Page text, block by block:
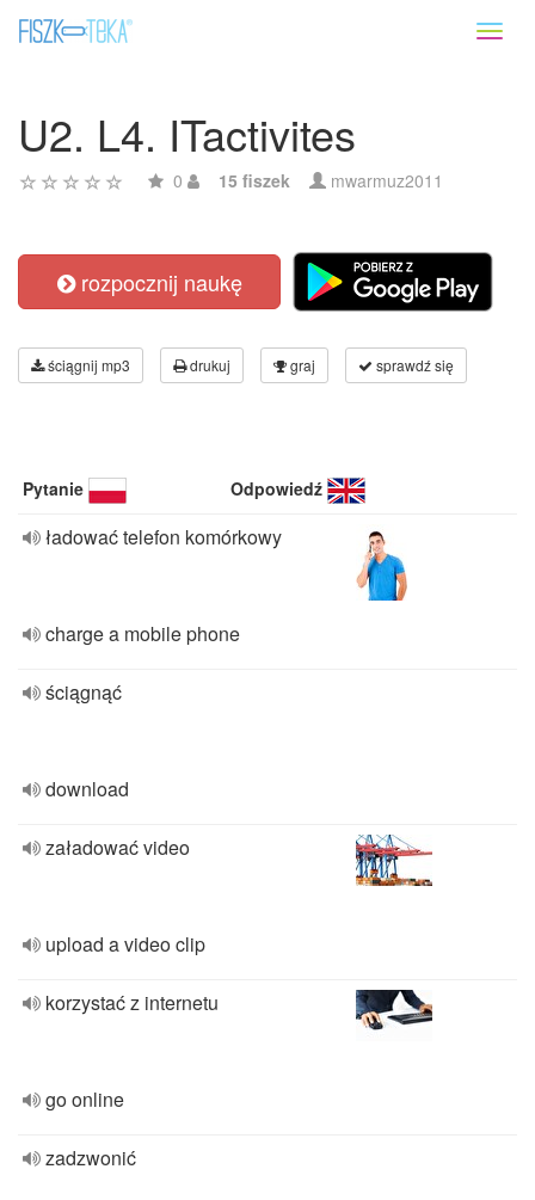
U2. L4. ITactivites
0 15 fiszek mwarmuz2011
rozpocznij naukę
ściągnij mp3 drukuj graj sprawdź się
Pytanie Odpowiedź
ładować telefon komórkowy
charge a mobile phone
ściągnąć
download
załadować video
upload a video clip
korzystać z internetu
go online
zadzwonić